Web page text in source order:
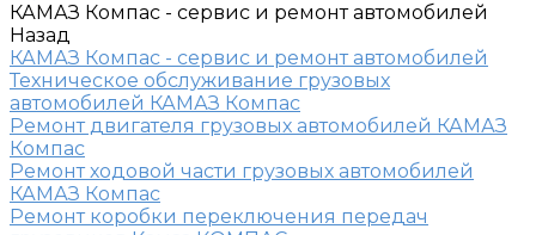
КАМАЗ Компас - сервис и ремонт автомобилей
Назад
КАМАЗ Компас - сервис и ремонт автомобилей
Техническое обслуживание грузовых
автомобилей КАМАЗ Компас
Ремонт двигателя грузовых автомобилей КАМАЗ
Компас
Ремонт ходовой части грузовых автомобилей
КАМАЗ Компас
Ремонт коробки переключения передач